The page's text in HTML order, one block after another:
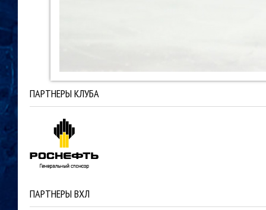
ПАРТНЕРЫ КЛУБА
ПАРТНЕРЫ ВХЛ